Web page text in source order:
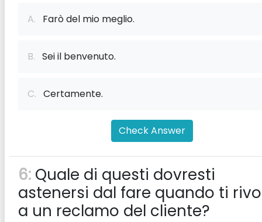
A. Farò del mio meglio.
B. Sei il benvenuto.
C. Certamente.
Check Answer
6: Quale di questi dovresti
astenersi dal fare quando ti
a un reclamo del cliente?